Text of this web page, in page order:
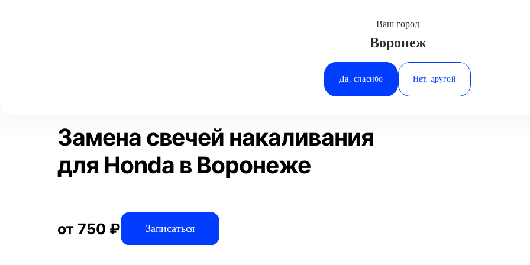
Минеральные Воды
Ростов-на-Дону
Ставрополь
Ваш город
Воронеж
Да, спасибо Нет, другой
Замена свечей накаливания Honda
Статьи
Замена свечей накаливания
для Honda в Воронеже
от 750 ₽ Записаться